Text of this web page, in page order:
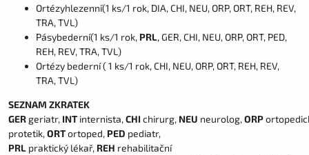
Ortézyhlezenní(1 ks/1 rok, DIA, CHI, NEU, ORP, ORT, REH, REV,
TRA, TVL)
Pásybederní(1 ks/1 rok, PRL, GER, CHI, NEU, ORP, ORT, PED,
REH, REV, TRA, TVL)
Ortézy bederní ( 1 ks/1 rok, CHI, NEU, ORP, ORT, REH, REV,
TRA, TVL)
SEZNAM ZKRATEK
GER geriatr, INT internista,CHIchirurg, NEU neurolog,ORP
protetik,ORTortoped, PED pediatr,
PRL praktický lékař, REH rehabilitační